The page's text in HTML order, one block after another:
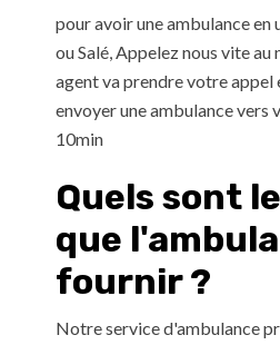
pour avoir une ambulance en
ou Salé, Appelez nous vite
agent va prendre votre appel
envoyer une ambulance vers
10min
Quels sont
que
fournir ?
Notre service d'ambulance